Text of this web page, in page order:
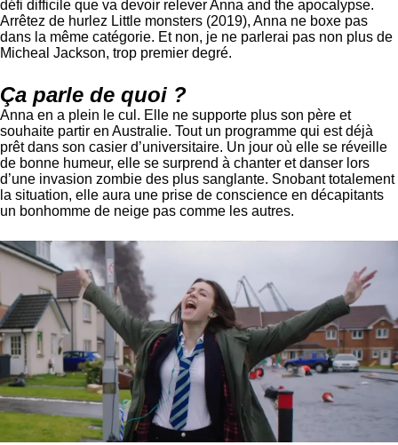
défi difficile que va devoir relever Anna and the apocalypse.
Arrêtez de hurlez Little monsters (2019), Anna ne boxe pas
dans la même catégorie. Et non, je ne parlerai pas non plus de
Micheal Jackson, trop premier degré.
Ça parle de quoi ?
Anna en a plein le cul. Elle ne supporte plus son père et
souhaite partir en Australie. Tout un programme qui est déjà
prêt dans son casier d’universitaire. Un jour où elle se réveille
de bonne humeur, elle se surprend à chanter et danser lors
d’une invasion zombie des plus sanglante. Snobant totalement
la situation, elle aura une prise de conscience en décapitants
un bonhomme de neige pas comme les autres.